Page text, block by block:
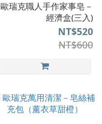
歐瑞克職人手作家事皂－
經濟盒(三入)
NT$520
NT$600